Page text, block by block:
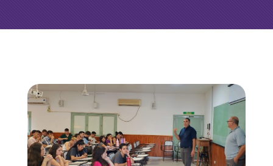
o
r
n